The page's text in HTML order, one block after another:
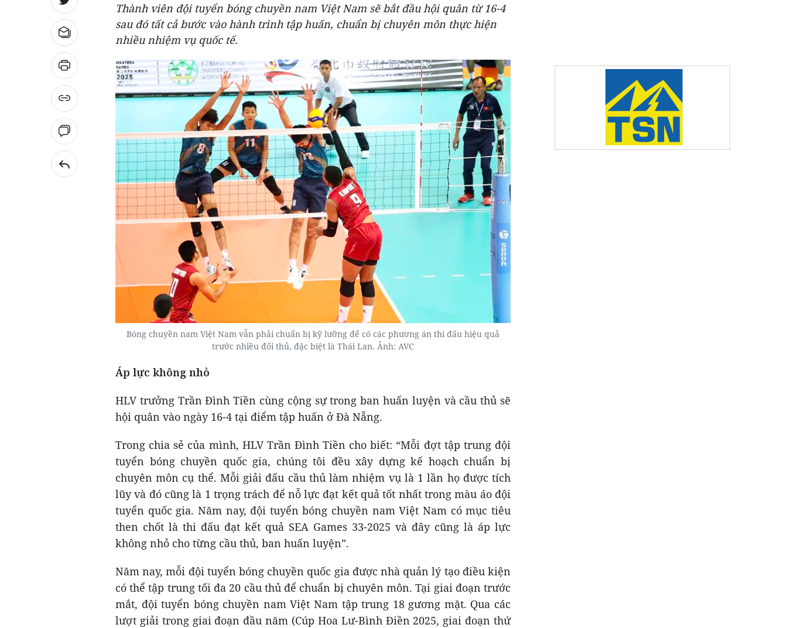
Thành viên đội tuyển bóng chuyền nam Việt Nam sẽ bắt đầu hội quân từ 16-4
sau đó tất cả bước vào hành trình tập huấn, chuẩn bị chuyên môn thực hiện
nhiều nhiệm vụ quốc tế.
Bóng chuyền nam Việt Nam vẫn phải chuẩn bị kỹ lưỡng để có các phương án thi đấu hiệu quả
trước nhiều đối thủ, đặc biệt là Thái Lan. Ảnh: AVC
Áp lực không nhỏ
HLV trưởng Trần Đình Tiền cùng cộng sự trong ban huấn luyện và cầu thủ sẽ
hội quân vào ngày 16-4 tại điểm tập huấn ở Đà Nẵng.
Trong chia sẻ của mình, HLV Trần Đình Tiền cho biết: “Mỗi đợt tập trung đội
tuyển bóng chuyền quốc gia, chúng tôi đều xây dựng kế hoạch chuẩn bị
chuyên môn cụ thể. Mỗi giải đấu cầu thủ làm nhiệm vụ là 1 lần họ được tích
lũy và đó cũng là 1 trọng trách để nỗ lực đạt kết quả tốt nhất trong màu áo đội
tuyển quốc gia. Năm nay, đội tuyển bóng chuyền nam Việt Nam có mục tiêu
then chốt là thi đấu đạt kết quả SEA Games 33-2025 và đây cũng là áp lực
không nhỏ cho từng cầu thủ, ban huấn luyện”.
Năm nay, mỗi đội tuyển bóng chuyền quốc gia được nhà quản lý tạo điều kiện
có thể tập trung tối đa 20 cầu thủ để chuẩn bị chuyên môn. Tại giai đoạn trước
mắt, đội tuyển bóng chuyền nam Việt Nam tập trung 18 gương mặt. Qua các
lượt giải trong giai đoạn đầu năm (Cúp Hoa Lư-Bình Điền 2025, giai đoạn thứ